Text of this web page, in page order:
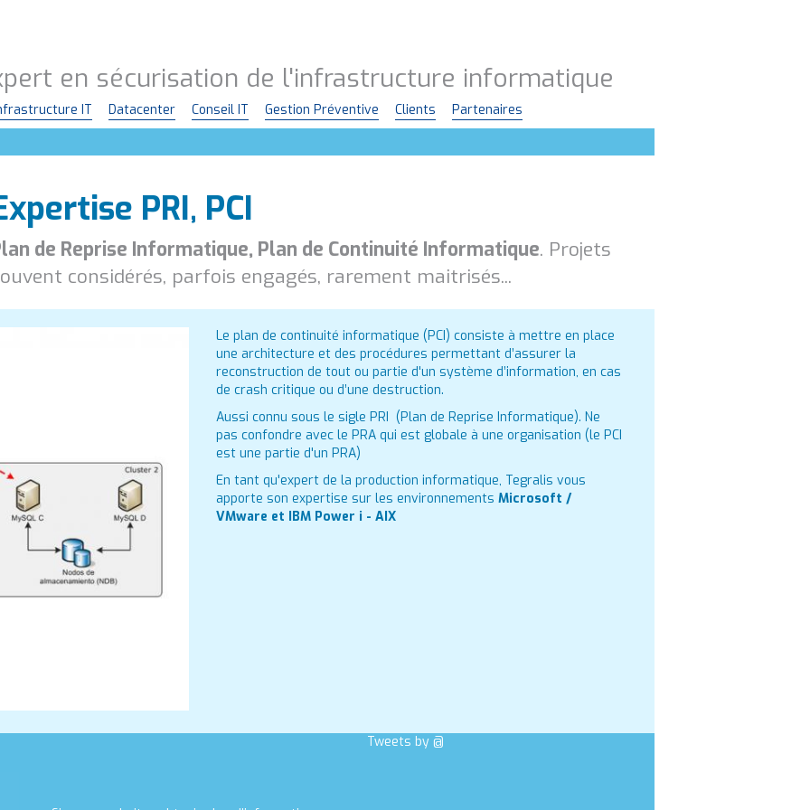
en sécurisation de l'infrastructure informatique
IT Datacenter Conseil IT Gestion Préventive Clients
Partenaires
PRI, PCI
de Reprise Informatique, Plan de Continuité Informatique. Projets
considérés, parfois engagés, rarement maitrisés...
Le plan de continuité informatique (PCI) consiste à mettre en place
une architecture et des procédures permettant d’assurer la
reconstruction de tout ou partie d'un système d’information, en cas
de crash critique ou d’une destruction.
Aussi connu sous le sigle PRI (Plan de Reprise Informatique). Ne
pas confondre avec le PRA qui est globale à une organisation (le PCI
est une partie d'un PRA)
En tant qu'expert de la production informatique, Tegralis vous
apporte son expertise sur les environnements Microsoft /
VMware et IBM Power i - AIX
Tweets by @